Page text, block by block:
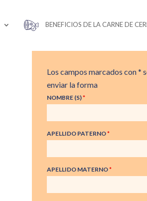
BENEFICIOS DE LA CARNE DE
Los campos marcados con *
enviar la forma
NOMBRE (S)*
APELLIDO PATERNO*
APELLIDO MATERNO*